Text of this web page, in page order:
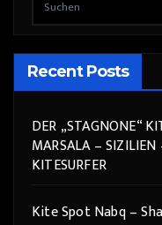
Recent Posts
DER „STAGNONE“
MARSALA –
KITESURFER
Kite Spot Nabq –